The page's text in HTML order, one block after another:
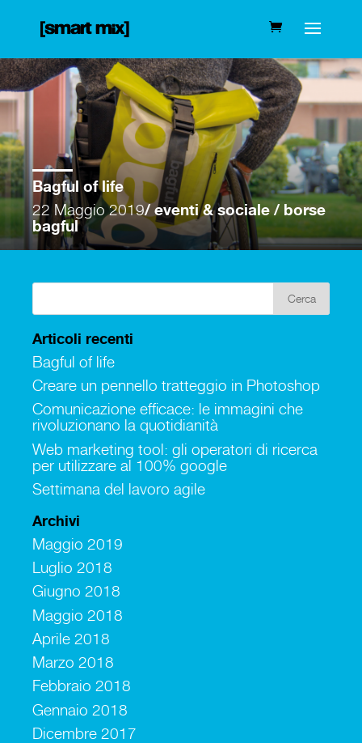
Bagful of life
22 Maggio 2019/ eventi & sociale / borse
bagful
Articoli recenti
Bagful of life
Creare un pennello tratteggio in Photoshop
Comunicazione efficace: le immagini che
rivoluzionano la quotidianità
Web marketing tool: gli operatori di ricerca
per utilizzare al 100% google
Settimana del lavoro agile
Archivi
Maggio 2019
Luglio 2018
Giugno 2018
Maggio 2018
Aprile 2018
Marzo 2018
Febbraio 2018
Gennaio 2018
Dicembre 2017